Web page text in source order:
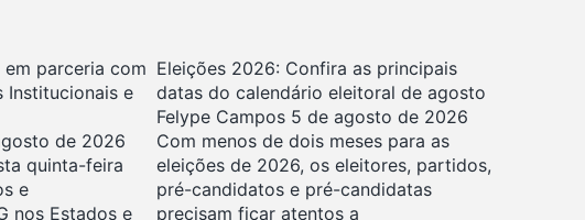
parceria com
Institucionais e
de 2026
quinta-feira
e
nos Estados e
Eleições 2026: Confira as principais
datas do calendário eleitoral de agosto
Felype Campos 5 de agosto de 2026
Com menos de dois meses para as
eleições de 2026, os eleitores, partidos,
pré-candidatos e pré-candidatas
precisam ficar atentos a